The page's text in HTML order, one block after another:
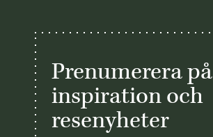
Prenumerera på
inspiration och
resenyheter